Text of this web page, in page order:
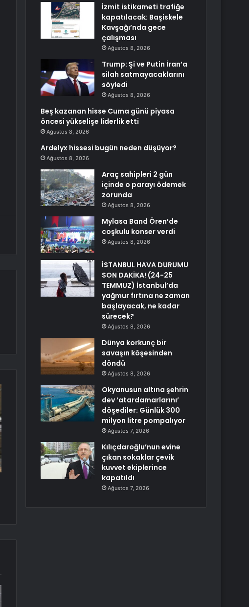
İzmit istikameti trafiğe
kapatılacak: Başiskele
Kavşağı’nda gece
çalışması
Ağustos 8, 2026
Trump: Şi ve Putin İran’a
silah satmayacaklarını
söyledi
Ağustos 8, 2026
Beş kazanan hisse Cuma günü piyasa
öncesi yükselişe liderlik etti
Ağustos 8, 2026
Ardelyx hissesi bugün neden düşüyor?
Ağustos 8, 2026
Araç sahipleri 2 gün
içinde o parayı ödemek
zorunda
Ağustos 8, 2026
Mylasa Band Ören’de
coşkulu konser verdi
Ağustos 8, 2026
İSTANBUL HAVA DURUMU
SON DAKİKA! (24-25
TEMMUZ) İstanbul’da
yağmur fırtına ne zaman
başlayacak, ne kadar
sürecek?
Ağustos 8, 2026
Dünya korkunç bir
savaşın köşesinden
döndü
Ağustos 8, 2026
Okyanusun altına şehrin
dev ‘atardamarlarını’
döşediler: Günlük 300
milyon litre pompalıyor
Ağustos 7, 2026
Kılıçdaroğlu’nun evine
çıkan sokaklar çevik
kuvvet ekiplerince
kapatıldı
Ağustos 7, 2026